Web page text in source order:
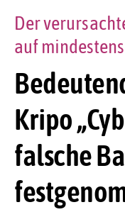
Kripo
falsche
Der
auf